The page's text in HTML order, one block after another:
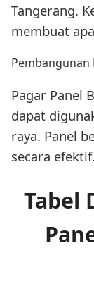
Tangerang.
membuat
Pembangunan
Pagar Panel
dapat
raya. Panel
secara efektif.
Tabel